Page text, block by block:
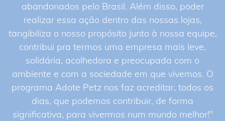
abandonados pelo Brasil. Além disso, poder
realizar essa ação dentro das nossas lojas,
tangibiliza o nosso propósito junto à nossa equipe,
contribui pra termos uma empresa mais leve,
solidária, acolhedora e preocupada com o
ambiente e com a sociedade em que vivemos. O
programa Adote Petz nos faz acreditar, todos os
dias, que podemos contribuir, de forma
significativa, para vivermos num mundo melhor!"